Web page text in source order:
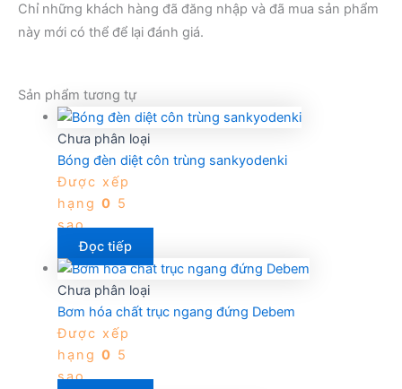
Chỉ những khách hàng đã đăng nhập và đã mua sản phẩm
này mới có thể để lại đánh giá.
Sản phẩm tương tự
Chưa phân loại
Bóng đèn diệt côn trùng sankyodenki
Được xếp
hạng 0 5
sao
Đọc tiếp
Chưa phân loại
Bơm hóa chất trục ngang đứng Debem
Được xếp
hạng 0 5
sao